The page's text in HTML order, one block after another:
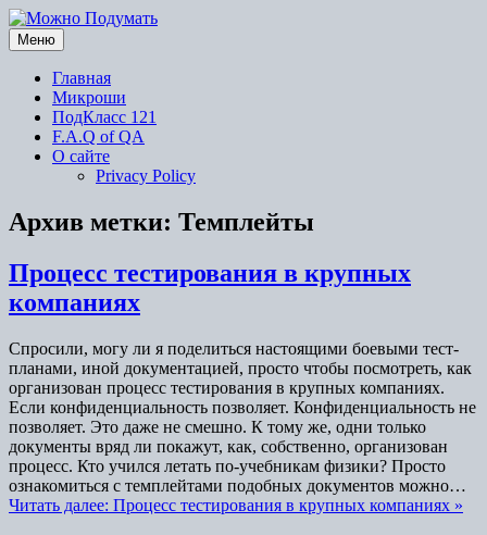
Перейти
к
содержимому
Меню
Главная
Микроши
ПодКласс 121
F.A.Q of QA
О сайте
Privacy Policy
Архив метки: Темплейты
Процесс тестирования в крупных
компаниях
Спросили, могу ли я поделиться настоящими боевыми тест-
планами, иной документацией, просто чтобы посмотреть, как
организован процесс тестирования в крупных компаниях.
Если конфиденциальность позволяет. Конфиденциальность не
позволяет. Это даже не смешно. К тому же, одни только
документы вряд ли покажут, как, собственно, организован
процесс. Кто учился летать по-учебникам физики? Просто
ознакомиться с темплейтами подобных документов можно…
Читать далее: Процесс тестирования в крупных компаниях »